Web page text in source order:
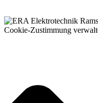
Cookie-Zustimmung